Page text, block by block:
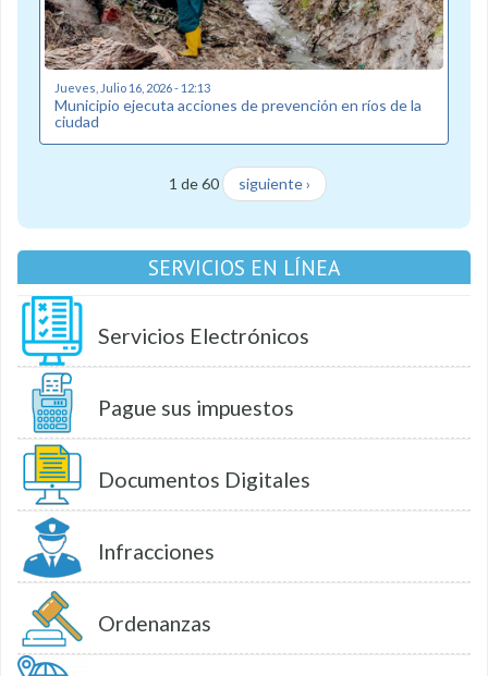
Jueves, Julio 16, 2026 - 12:13
Municipio ejecuta acciones de prevención en ríos de la
ciudad
1 de 60 siguiente ›
SERVICIOS EN LÍNEA
Servicios Electrónicos
Pague sus impuestos
Documentos Digitales
Infracciones
Ordenanzas